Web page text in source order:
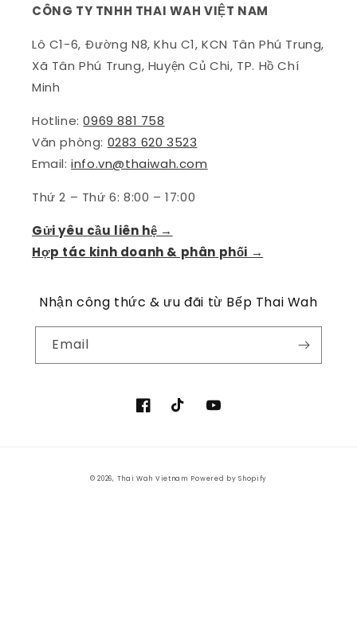
CÔNG TY TNHH THAI WAH VIỆT NAM
Lô C1-6, Đường N8, Khu C1, KCN Tân Phú Trung,
Xã Tân Phú Trung, Huyện Củ Chi, TP. Hồ Chí
Minh
Hotline:0969 881 758
Văn phòng: 0283 620 3523
Email:info.vn@thaiwah.com
Thứ 2 – Thứ 6: 8:00 – 17:00
Gửi yêu cầu liên hệ →
Hợp tác kinh doanh & phân phối →
Nhận công thức & ưu đãi từ Bếp Thai Wah
Email
FacebookTikTokYouTube
© 2026, Thai Wah Vietnam Powered by Shopify